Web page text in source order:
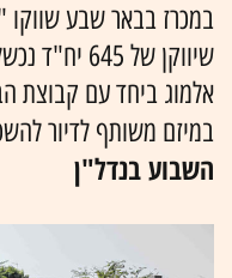
שיווקן של
אלמוג ביחד עם קבוצת
במיזם משותף לדיור
השבוע בנדל"ן